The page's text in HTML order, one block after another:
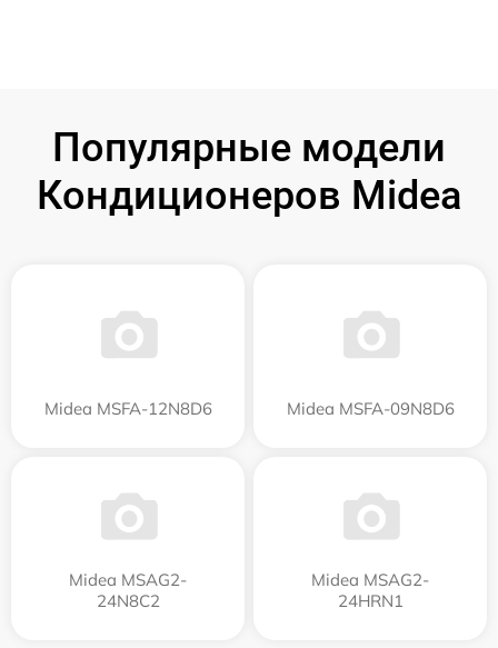
Популярные модели
Кондиционеров Midea
Midea MSFA-12N8D6 Midea MSFA-09N8D6
Midea MSAG2-
24N8C2
Midea MSAG2-
24HRN1